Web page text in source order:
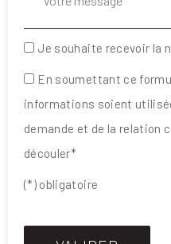
Je souhaite recevoir la
En soumettant ce
informations soient
demande et de la relation
découler*
(*) obligatoire